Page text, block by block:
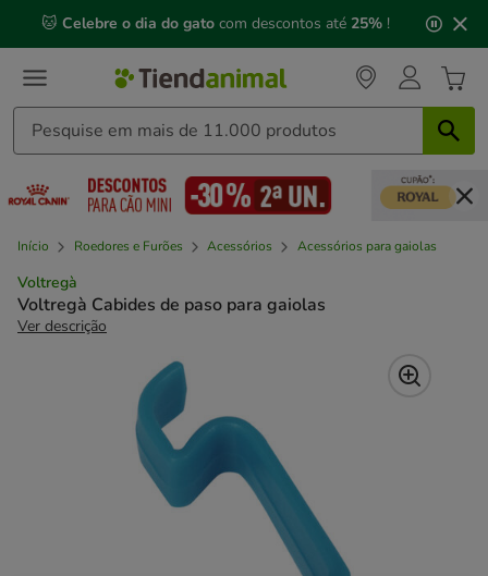
mensagem,
🐱 Celebre o dia do gato com descontos até 25% !
Início Roedores e Furões Acessórios Acessórios para gaiolas
Voltregà
Voltregà Cabides de paso para gaiolas
Ver descrição